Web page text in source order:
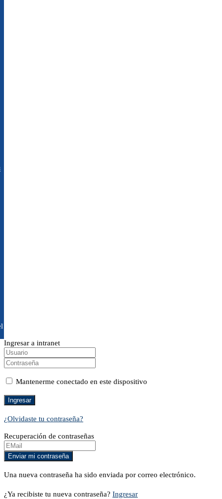
Ingresar a intranet
Mantenerme conectado en este dispositivo
¿Olvidaste tu contraseña?
Recuperación de contraseñas
Una nueva contraseña ha sido enviada por correo electrónico.
¿Ya recibiste tu nueva contraseña? Ingresar